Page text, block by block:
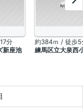
分
新座池
約384ｍ / 徒歩5
練馬区立大泉西